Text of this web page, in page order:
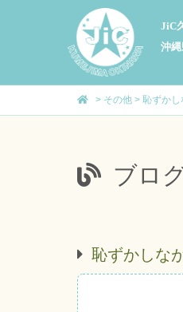
JiC
沖
> その他 > 恥ずかし
ブロ
恥ずかしな